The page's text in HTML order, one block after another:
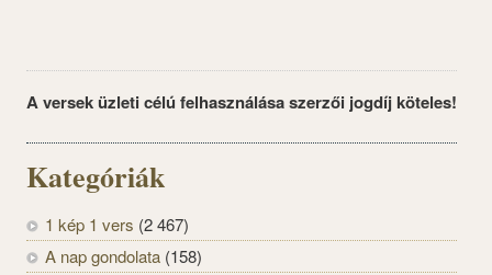
A versek üzleti célú felhasználása szerzői jogdíj köteles!
Kategóriák
1 kép 1 vers (2 467)
A nap gondolata (158)